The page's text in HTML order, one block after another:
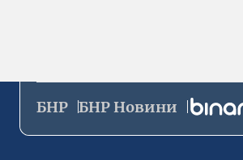
БНР БНР Новини